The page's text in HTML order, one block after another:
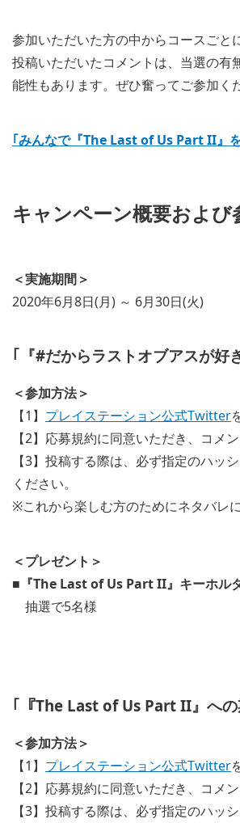
参加いただいた方の中からコースごと
投稿いただいたコメントは、当選の
能性もあります。ぜひ奮ってご参加く
｢みんなで『The Last of Us Part II』
キャンペーン概要および
＜実施期間＞
2020年6月8日(月) ～ 6月30日(火)
｢『#だからラストオブアスが好
＜参加方法＞
【1】 プレイステーション公式Twitter
【2】応募規約に同意いただき、コメ
【3】投稿する際は、必ず指定のハッ
ください。
※これから楽しむ方のためにネタバレ
＜プレゼント＞
■『The Last of Us Part II』キーホル
抽選で5名様
｢『The Last of Us Part II』へ
＜参加方法＞
【1】 プレイステーション公式Twitter
【2】応募規約に同意いただき、コメ
【3】投稿する際は、必ず指定のハッ